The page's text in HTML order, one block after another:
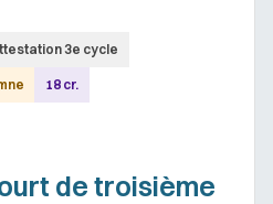
3e cycle
18 cr.
de troisième